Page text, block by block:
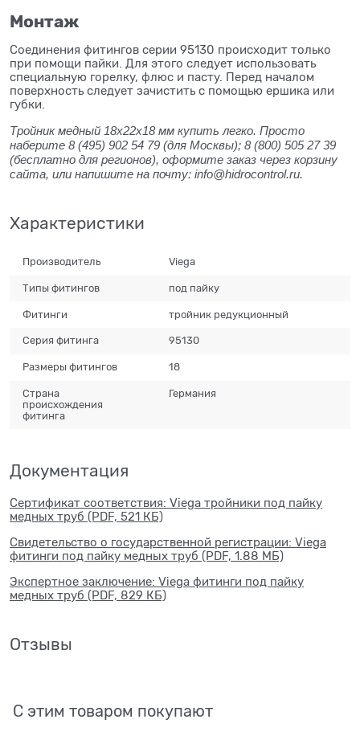
Монтаж
Соединения фитингов серии 95130 происходит только
при помощи пайки. Для этого следует использовать
специальную горелку, флюс и пасту. Перед началом
поверхность следует зачистить с помощью ершика или
губки.
Тройник медный 18x22x18 мм купить легко. Просто
наберите 8 (495) 902 54 79 (для Москвы); 8 (800) 505 27 39
(бесплатно для регионов), оформите заказ через корзину
сайта, или напишите на почту: info@hidrocontrol.ru.
Характеристики
Производитель Viega
Типы фитингов под пайку
Фитинги тройник редукционный
Серия фитинга 95130
Размеры фитингов 18
Страна
происхождения
фитинга
Германия
Документация
Сертификат соответствия: Viega тройники под пайку
медных труб (PDF, 521 КБ)
Свидетельство о государственной регистрации: Viega
фитинги под пайку медных труб (PDF, 1.88 МБ)
Экспертное заключение: Viega фитинги под пайку
медных труб (PDF, 829 КБ)
Отзывы
С этим товаром покупают